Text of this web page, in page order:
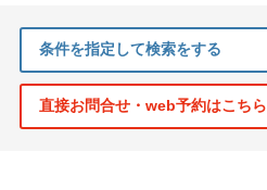
条件を指定して検索をする
直接お問合せ・web予約はこちら